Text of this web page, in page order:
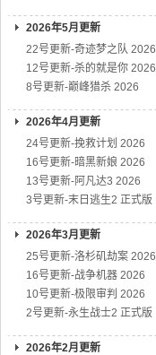
2026年5月更新
22号更新-奇迹梦之队 2026
12号更新-杀的就是你 2026
8号更新-巅峰猎杀 2026
2026年4月更新
24号更新-挽救计划 2026
16号更新-暗黑新娘 2026
13号更新-阿凡达3 2026
3号更新-末日逃生2 正式版
2026年3月更新
25号更新-洛杉矶劫案 2026
16号更新-战争机器 2026
10号更新-极限审判 2026
2号更新-永生战士2 正式版
2026年2月更新